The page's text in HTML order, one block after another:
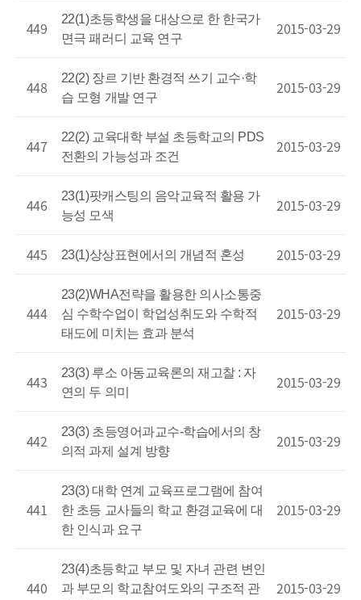
449
22(1)초등학생을 대상으로 한 한국가
면극 패러디 교육 연구
2015-03-29
448
22(2) 장르 기반 환경적 쓰기 교수·학
습 모형 개발 연구
2015-03-29
447
22(2) 교육대학 부설 초등학교의 PDS
전환의 가능성과 조건
2015-03-29
446
23(1)팟캐스팅의 음악교육적 활용 가
능성 모색
2015-03-29
445 23(1)상상표현에서의 개념적 혼성 2015-03-29
444
23(2)WHA전략을 활용한 의사소통중
심 수학수업이 학업성취도와 수학적
태도에 미치는 효과 분석
2015-03-29
443
23(3) 루소 아동교육론의 재고찰 : 자
연의 두 의미
2015-03-29
442
23(3) 초등영어과교수-학습에서의 창
의적 과제 설계 방향
2015-03-29
441
23(3) 대학 연계 교육프로그램에 참여
한 초등 교사들의 학교 환경교육에 대
한 인식과 요구
2015-03-29
440
23(4)초등학교 부모 및 자녀 관련 변인
과 부모의 학교참여도와의 구조적 관
2015-03-29